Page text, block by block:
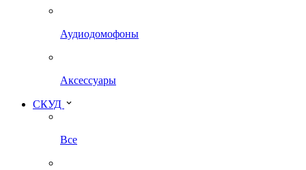
Аудиодомофоны
Аксессуары
СКУД
Все